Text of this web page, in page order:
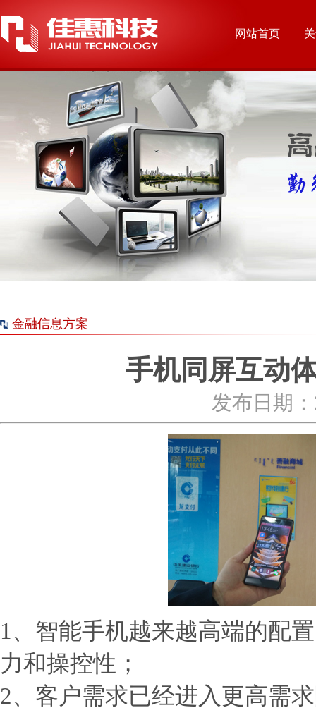
网站首页
金融信息方案
手机同屏互动
发布日期
1、智能手机越来越高端的配
力和操控性；
2、客户需求已经进入更高需